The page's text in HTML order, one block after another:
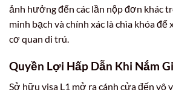
ảnh hưởng đến các lần nộp đơn khác
minh bạch và chính xác là chìa khóa
cơ quan di trú.
Quyền Lợi Hấp Dẫn Khi Nắm
Sở hữu visa L1 mở ra cánh cửa đến vô